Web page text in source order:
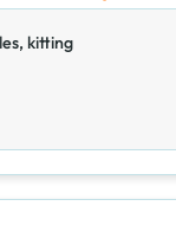
kitting